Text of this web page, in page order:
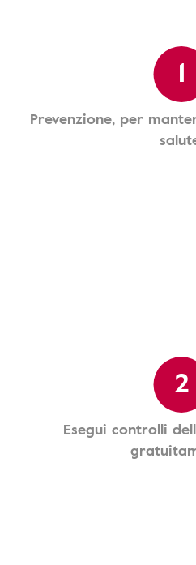
1
Prevenzione, per
2
Esegui controlli